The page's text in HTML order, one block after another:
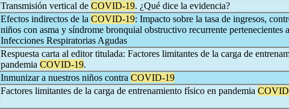
Transmisión vertical de COVID-19. ¿Qué dice la evidencia?
Efectos indirectos de la COVID-19: Impacto sobre la tasa de ingresos,
niños con asma y síndrome bronquial obstructivo recurrente pertenecientes
Infecciones Respiratorias Agudas
Respuesta carta al editor titulada: Factores limitantes de la carga de
pandemia COVID-19.
Inmunizar a nuestros niños contra COVID-19
Factores limitantes de la carga de entrenamiento físico en pandemia